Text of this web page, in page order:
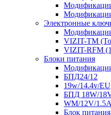
Электронные
VIZIT-TM
VIZIT-RFM
Блоки питания
БПД24/12
19w/14.4v/EU
БПД 18W/
WM/12V/
Блок